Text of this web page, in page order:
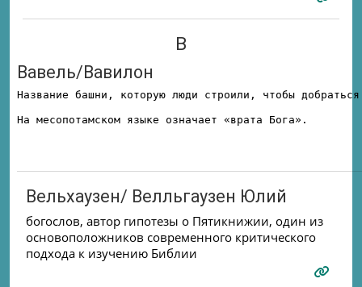
В
Вавель/Вавилон
Название башни, которую люди строили, чтобы
На месопотамском языке означает «врата Бога».
Вельхаузен/ Велльгаузен Юлий
богослов, автор гипотезы о Пятикнижии, один из
основоположников современного критического
подхода к изучению Библии